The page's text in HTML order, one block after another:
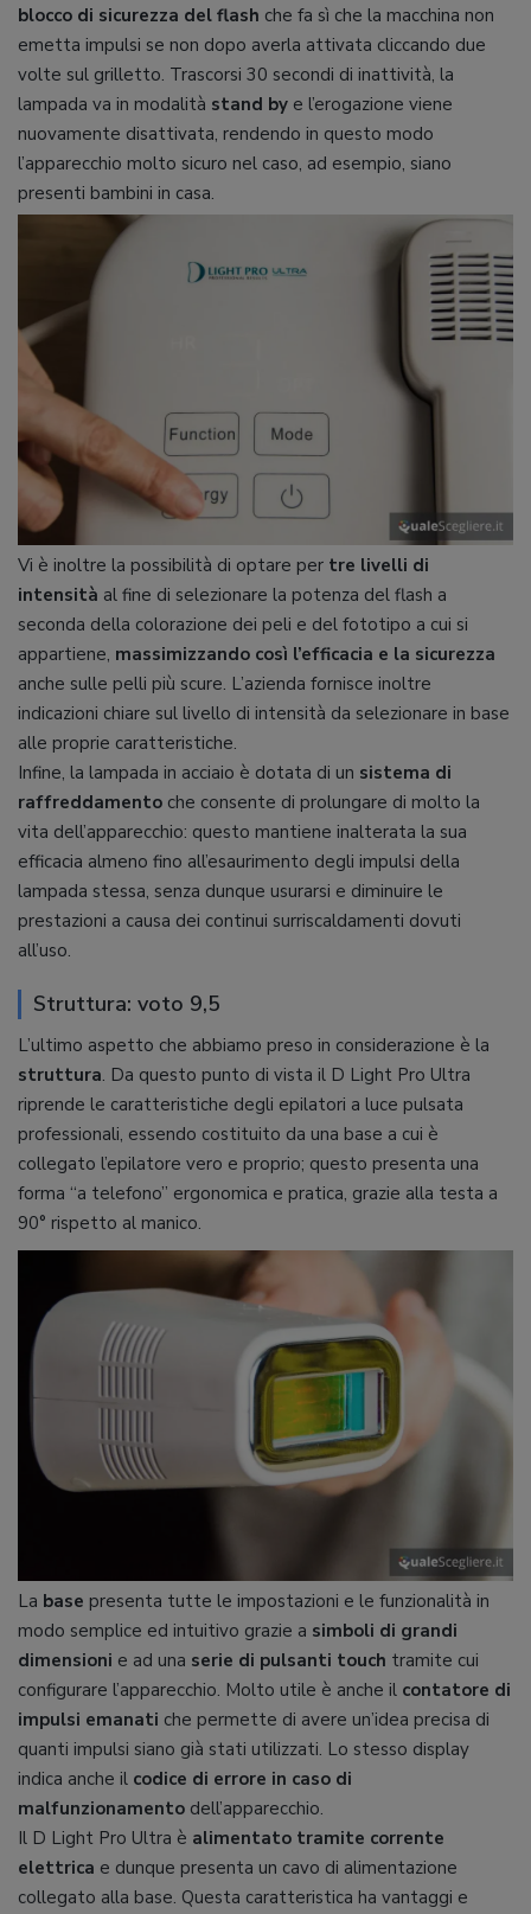
blocco di sicurezza del flash che fa sì che la macchina non
emetta impulsi se non dopo averla attivata cliccando due
volte sul grilletto. Trascorsi 30 secondi di inattività, la
lampada va in modalità stand by e l’erogazione viene
nuovamente disattivata, rendendo in questo modo
l’apparecchio molto sicuro nel caso, ad esempio, siano
presenti bambini in casa.
Vi è inoltre la possibilità di optare per tre livelli di
intensità al fine di selezionare la potenza del flash a
seconda della colorazione dei peli e del fototipo a cui si
appartiene, massimizzando così l’efficacia e la sicurezza
anche sulle pelli più scure. L’azienda fornisce inoltre
indicazioni chiare sul livello di intensità da selezionare in base
alle proprie caratteristiche.
Infine, la lampada in acciaio è dotata di un sistema di
raffreddamento che consente di prolungare di molto la
vita dell’apparecchio: questo mantiene inalterata la sua
efficacia almeno fino all’esaurimento degli impulsi della
lampada stessa, senza dunque usurarsi e diminuire le
prestazioni a causa dei continui surriscaldamenti dovuti
all’uso.
Struttura: voto 9,5
L’ultimo aspetto che abbiamo preso in considerazione è la
struttura. Da questo punto di vista il D Light Pro Ultra
riprende le caratteristiche degli epilatori a luce pulsata
professionali, essendo costituito da una base a cui è
collegato l’epilatore vero e proprio; questo presenta una
forma “a telefono” ergonomica e pratica, grazie alla testa a
90° rispetto al manico.
La base presenta tutte le impostazioni e le funzionalità in
modo semplice ed intuitivo grazie a simboli di grandi
dimensioni e ad una serie di pulsanti touch tramite cui
configurare l’apparecchio. Molto utile è anche il contatore di
impulsi emanati che permette di avere un’idea precisa di
quanti impulsi siano già stati utilizzati. Lo stesso display
indica anche il codice di errore in caso di
malfunzionamento dell’apparecchio.
Il D Light Pro Ultra è alimentato tramite corrente
elettrica e dunque presenta un cavo di alimentazione
collegato alla base. Questa caratteristica ha vantaggi e